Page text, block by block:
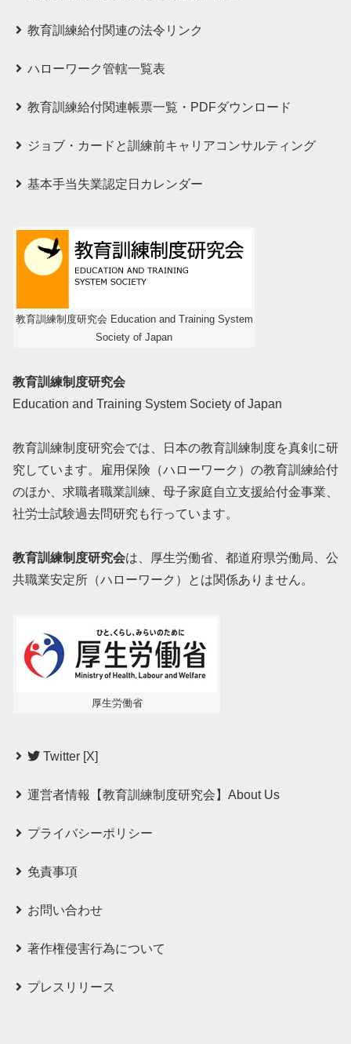
教育訓練給付関連の法令リンク
ハローワーク管轄一覧表
教育訓練給付関連帳票一覧・PDFダウンロード
ジョブ・カードと訓練前キャリアコンサルティング
基本手当失業認定日カレンダー
教育訓練制度研究会 Education and Training System
Society of Japan
教育訓練制度研究会
Education and Training System Society of Japan
教育訓練制度研究会では、日本の教育訓練制度を真剣に研
究しています。雇用保険（ハローワーク）の教育訓練給付
のほか、求職者職業訓練、母子家庭自立支援給付金事業、
社労士試験過去問研究も行っています。
教育訓練制度研究会は、厚生労働省、都道府県労働局、公
共職業安定所（ハローワーク）とは関係ありません。
厚生労働省
Twitter [X]
運営者情報【教育訓練制度研究会】About Us
プライバシーポリシー
免責事項
お問い合わせ
著作権侵害行為について
プレスリリース